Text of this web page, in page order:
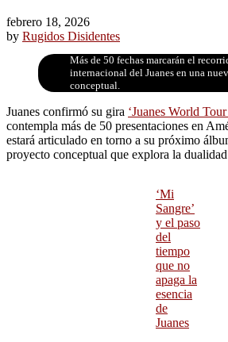
febrero 18, 2026
by Rugidos Disidentes
Más de 50 fechas marcarán el
internacional del Juanes en una
conceptual.
Juanes confirmó su gira ‘Juanes World
contempla más de 50 presentaciones en
estará articulado en torno a su próximo
proyecto conceptual que explora la
‘Mi
Sangre’
y el paso
del
tiempo
que no
apaga la
esencia
de
Juanes